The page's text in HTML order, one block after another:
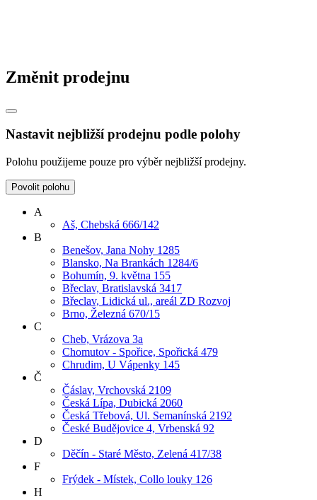
Změnit prodejnu
Nastavit nejbližší prodejnu podle polohy
Polohu použijeme pouze pro výběr nejbližší prodejny.
Povolit polohu
A
Aš, Chebská 666/142
B
Benešov, Jana Nohy 1285
Blansko, Na Brankách 1284/6
Bohumín, 9. května 155
Břeclav, Bratislavská 3417
Břeclav, Lidická ul., areál ZD Rozvoj
Brno, Železná 670/15
C
Cheb, Vrázova 3a
Chomutov - Spořice, Spořická 479
Chrudim, U Vápenky 145
Č
Čáslav, Vrchovská 2109
Česká Lípa, Dubická 2060
Česká Třebová, Ul. Semanínská 2192
České Budějovice 4, Vrbenská 92
D
Děčín - Staré Město, Zelená 417/38
F
Frýdek - Místek, Collo louky 126
H